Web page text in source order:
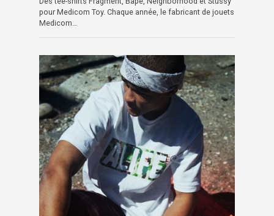
pour Medicom Toy. Chaque année, le fabricant de jouets
Medicom…